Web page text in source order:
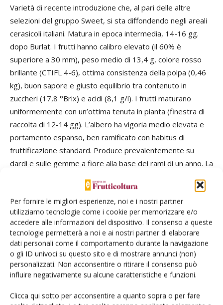
Per fornire le migliori esperienze, noi e i nostri partner
utilizziamo tecnologie come i cookie per memorizzare e/o
accedere alle informazioni del dispositivo. Il consenso a queste
tecnologie permetterà a noi e ai nostri partner di elaborare
dati personali come il comportamento durante la navigazione
o gli ID univoci su questo sito e di mostrare annunci (non)
personalizzati. Non acconsentire o ritirare il consenso può
influire negativamente su alcune caratteristiche e funzioni.
Clicca qui sotto per acconsentire a quanto sopra o per fare
Varietà di recente introduzione che, al pari delle altre
selezioni del gruppo Sweet, si sta diffondendo negli areali
cerasicoli italiani. Matura in epoca intermedia, 14-16 gg.
dopo Burlat. I frutti hanno calibro elevato (il 60% è
superiore a 30 mm), peso medio di 13,4 g, colore rosso
brillante (CTIFL 4-6), ottima consistenza della polpa (0,46
kg), buon sapore e giusto equilibrio tra contenuto in
zuccheri (17,8 °Brix) e acidi (8,1 g/l). I frutti maturano
uniformemente con un’ottima tenuta in pianta (finestra di
raccolta di 12-14 gg). L’albero ha vigoria medio elevata e
portamento espanso, ben ramificato con habitus di
fruttificazione standard. Produce prevalentemente su
dardi e sulle gemme a fiore alla base dei rami di un anno. La
messa a frutto è precocissima, molto produttiva (16-18
t/ha), costante nella fruttificazione; adatta a diverse
tipologie di impianto e forme di allevamento grazie al buon
comportamento dimostrato sia su soggetti vigorosi sia
deboli. Suscettibile al cracking. La fioritura è medio precoce,
simile a Burlat. È autoincompatibile con profilo allelico S1S4
ed è ben impollinata da Sweet Aryana®, Sweet Lorenz®,
Sweet Valina® e Sweet Saretta®
Black Star* (CMVF DipSA, Università di Bologna)
Varietà diffusamente coltivata in Italia, matura in epoca